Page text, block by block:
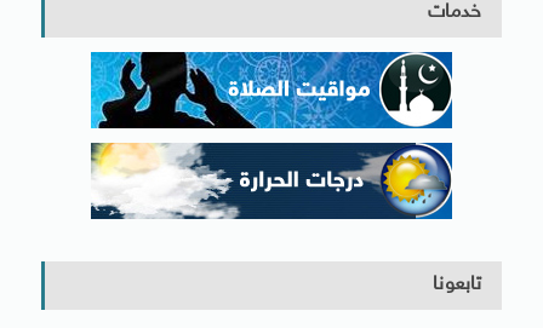
خدمات
تابعونا